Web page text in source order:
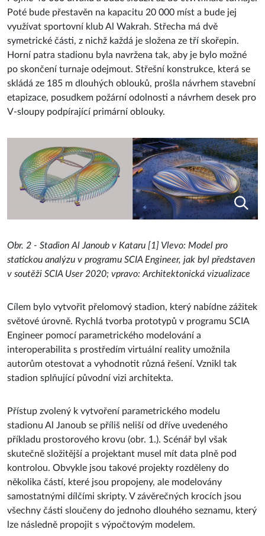
Poté bude přestavěn na kapacitu 20 000 míst a bude jej
využívat sportovní klub Al Wakrah. Střecha má dvě
symetrické části, z nichž každá je složena ze tří skořepin.
Horní patra stadionu byla navržena tak, aby je bylo možné
po skončení turnaje odejmout. Střešní konstrukce, která se
skládá ze 185 m dlouhých oblouků, prošla návrhem stavební
etapizace, posudkem požární odolnosti a návrhem desek pro
V-sloupy podpírající primární oblouky.
Obr. 2 - Stadion Al Janoub v Kataru [1] Vlevo: Model pro
statickou analýzu v programu SCIA Engineer, jak byl představen
v soutěži SCIA User 2020; vpravo: Architektonická vizualizace
Cílem bylo vytvořit přelomový stadion, který nabídne zážitek
světové úrovně. Rychlá tvorba prototypů v programu SCIA
Engineer pomocí parametrického modelování a
interoperabilita s prostředím virtuální reality umožnila
autorům otestovat a vyhodnotit různá řešení. Vznikl tak
stadion splňující původní vizi architekta.
Přístup zvolený k vytvoření parametrického modelu
stadionu Al Janoub se příliš neliší od dříve uvedeného
příkladu prostorového krovu (obr. 1.). Scénář byl však
skutečně složitější a projektant musel mít data plně pod
kontrolou. Obvykle jsou takové projekty rozděleny do
několika částí, které jsou propojeny, ale modelovány
samostatnými dílčími skripty. V závěrečných krocích jsou
všechny části sloučeny do jednoho dlouhého seznamu, který
lze následně propojit s výpočtovým modelem.